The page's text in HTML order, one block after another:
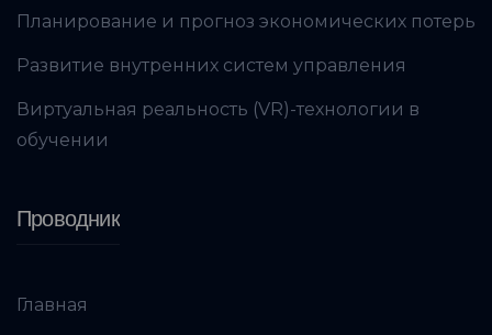
Планирование и прогноз экономических потерь
Развитие внутренних систем управления
Виртуальная реальность (VR)-технологии в
обучении
Проводник
Главная